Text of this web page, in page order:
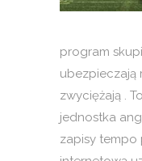
program
ubezpieczają
zwyciężają .
jednostka
zapisy tempo